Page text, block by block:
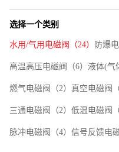
选择一个类别
水用/气用电磁阀（24） 防爆
高温高压电磁阀（6） 液体(气
燃气电磁阀（2） 真空电磁阀（
三通电磁阀（2） 低温电磁阀（
脉冲电磁阀（4） 信号反馈电